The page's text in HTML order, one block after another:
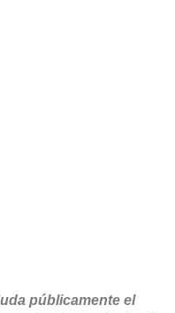
públicamente el